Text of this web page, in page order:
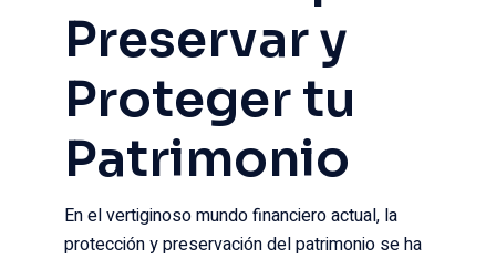
Preservar y
Proteger tu
Patrimonio
En el vertiginoso mundo financiero actual, la
protección y preservación del patrimonio se ha